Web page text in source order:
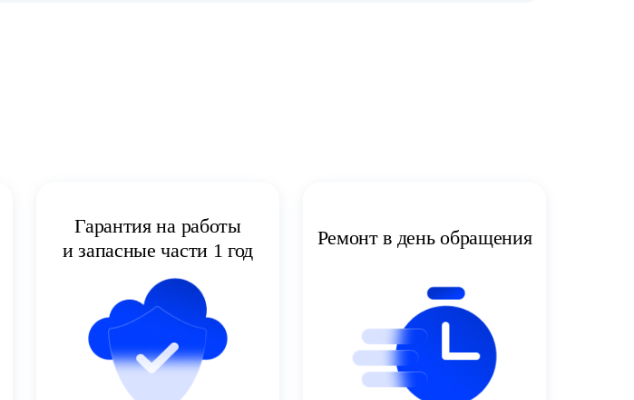
Гарантия на работы
и запасные части 1 год
Ремонт в день обращения